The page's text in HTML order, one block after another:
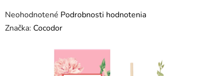
Priemerné
hodnotenie
Neohodnotené Podrobnosti hodnotenia
Značka: Cocodor